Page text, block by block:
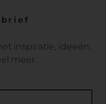
inspiratie, ideeën,
meer.